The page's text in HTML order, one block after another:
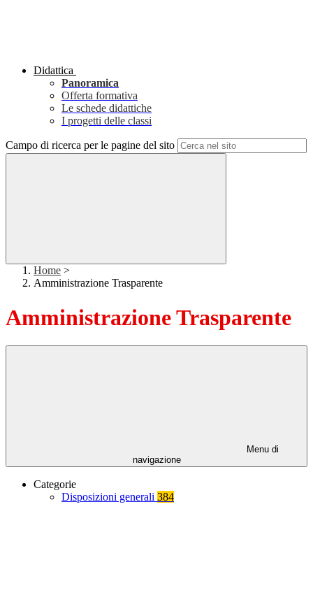
Didattica
Panoramica
Offerta formativa
Le schede didattiche
I progetti delle classi
Campo di ricerca per le pagine del sito
Home >
Amministrazione Trasparente
Amministrazione Trasparente
Menu di
navigazione
Categorie
Disposizioni generali 384